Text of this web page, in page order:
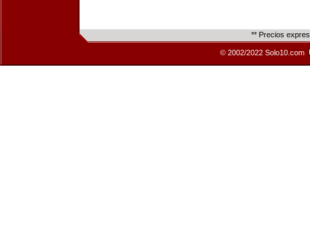
** Precios
© 2002/2022 Solo10.com